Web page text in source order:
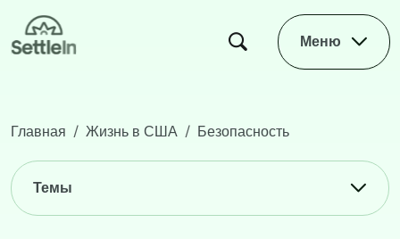
Skip to main content
Меню
Главная Жизнь в США Безопасность
Main navigation
Темы